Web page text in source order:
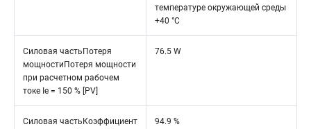
температуре окружающей среды
+40 °C
Силовая частьПотеря
мощностиПотеря мощности
при расчетном рабочем
токе Ie = 150 % [PV]
76.5 W
Силовая частьКоэффициент
94.9 %